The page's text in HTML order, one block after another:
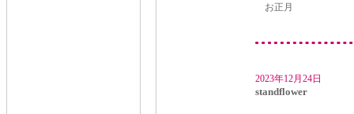
お正月
2023年12月24日
standflower